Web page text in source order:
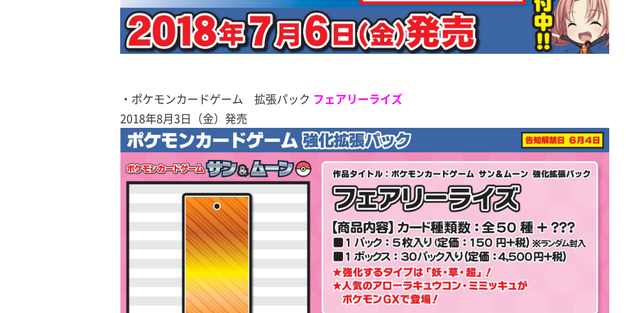
・ポケモンカードゲーム 拡張パック フェアリーライズ
2018年8月3日（金）発売